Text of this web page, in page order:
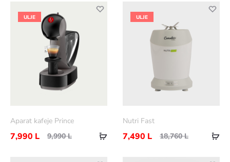
ULJE
Shtoje
Aparat kafeje Prince
9,990L
7,990 L
ULJE
Nutri Fast
18,760L
7,490 L